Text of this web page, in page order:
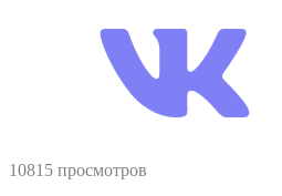
10815 просмотров